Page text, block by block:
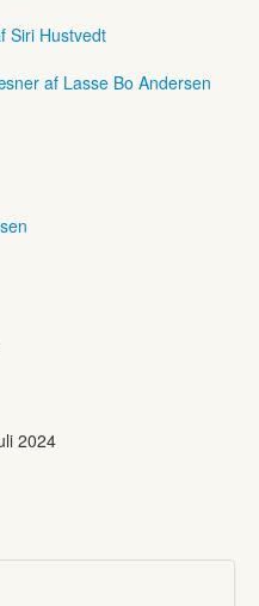
Siri Hustvedt
af Lasse Bo Andersen
2024